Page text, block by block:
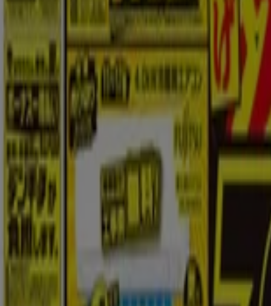
他のユーザーはこちらもチェックして
新規
ヤマダ電機
今すぐ私たちの取引で節約
8/14 日まで有効
新規
ヤマダ電機
私たちのお客様のための排他的な取引
8/11 日まで有効